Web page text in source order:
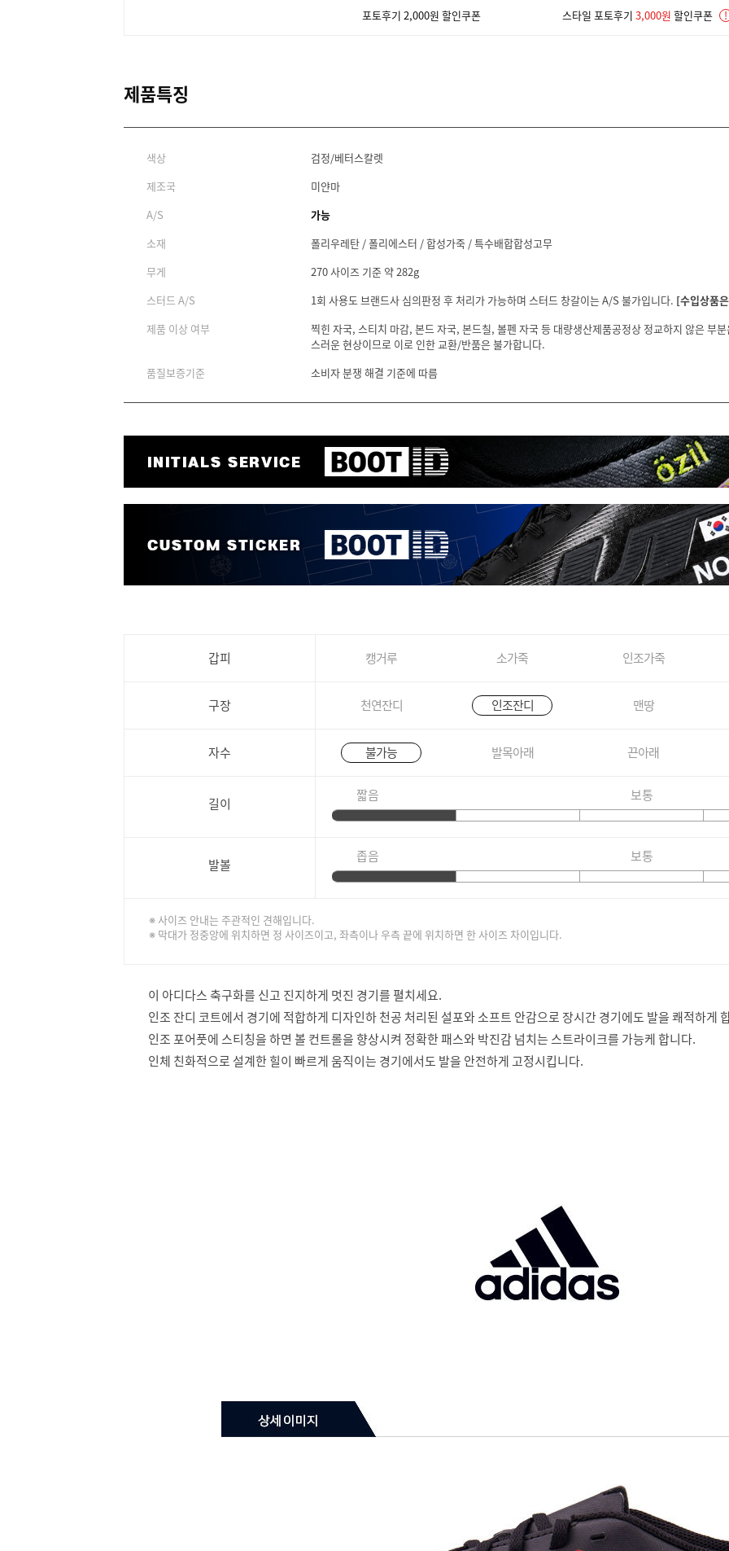
포토후기 2,000원 할인쿠폰 스타일 포토후기 3,000원 할인쿠폰 !
제품특징
색상
검정/베터스칼렛
제조국
미얀마
A/S
가능
소재
폴리우레탄 / 폴리에스터 / 합성가죽 / 특수배합합성고무
무게
270 사이즈 기준 약 282g
스터드 A/S
1회 사용도 브랜드사 심의판정 후 처리가 가능하며 스터드 창갈이는 A/S 불가입니다. [수입상품
제품 이상 여부
찍힌 자국, 스티치 마감, 본드 자국, 본드칠, 볼펜 자국 등 대량생산제품공정상 정교하지 않은 부
스러운 현상이므로 이로 인한 교환/반품은 불가합니다.
품질보증기준
소비자 분쟁 해결 기준에 따름
갑피 캥거루 소가죽 인조가죽
구장 천연잔디 인조잔디 맨땅
자수 불가능 발목아래 끈아래
길이 짧음 보통
발볼 좁음 보통
※ 사이즈 안내는 주관적인 견해입니다.
※ 막대가 정중앙에 위치하면 정 사이즈이고, 좌측이나 우측 끝에 위치하면 한 사이즈 차이입니다.
이 아디다스 축구화를 신고 진지하게 멋진 경기를 펼치세요.
인조 잔디 코트에서 경기에 적합하게 디자인하 천공 처리된 설포와 소프트 안감으로 장시간 경기에도 발을 쾌적하게
인조 포어풋에 스티칭을 하면 볼 컨트롤을 향상시켜 정확한 패스와 박진감 넘치는 스트라이크를 가능케 합니다.
인체 친화적으로 설계한 힐이 빠르게 움직이는 경기에서도 발을 안전하게 고정시킵니다.